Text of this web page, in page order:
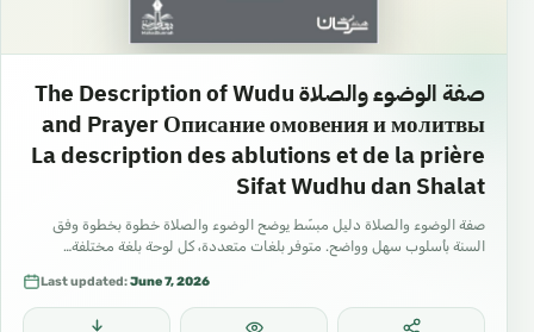
صفة الوضوء والصلاة The Description of Wudu
and Prayer Описание омовения и молитвы
La description des ablutions et de la prière
Sifat Wudhu dan Shalat
صفة الوضوء والصلاة دليل مبسّط يوضح الوضوء والصلاة خطوة بخطوة وفق
السنة بأسلوب سهل وواضح. متوفر بلغات متعددة، كل لوحة بلغة مختلفة…
Last updated:June 7, 2026